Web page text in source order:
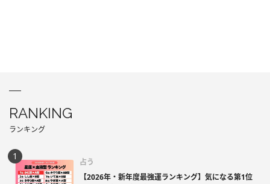
RANKING
ランキング
占う
【2026年・新年度最強運ランキング】気になる第1位